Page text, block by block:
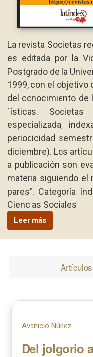
La revista Societas
es editada por la
Postgrado de la
1999, con el objetivo
del conocimiento de
´ísticas.
especializada,
periodicidad
diciembre). Los
a publicación son
materia siguiendo
pares". Categoría
Ciencias Sociales
Leer más
Avenicio Núnez
Del jolgorio